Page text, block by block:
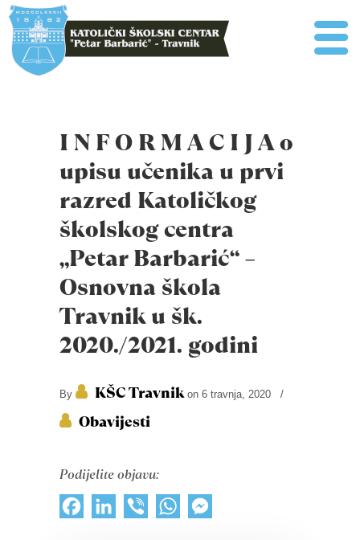
I N F O R M A C I J A o
upisu učenika u prvi
razred Katoličkog
školskog centra
„Petar Barbarić“ –
Osnovna škola
Travnik u šk.
2020./2021. godini
By KŠC Travnikon 6 travnja, 2020 /
Obavijesti
Podijelite objavu:
FacebookLinkedInViber WhatsApp